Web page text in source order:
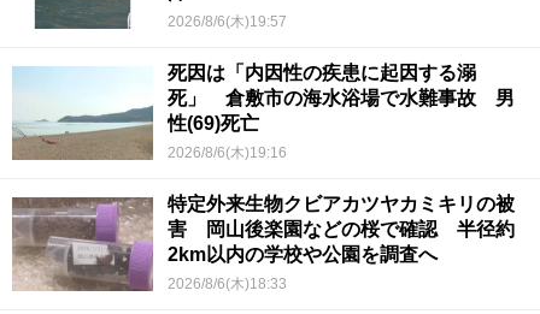
2026/8/6(木)19:57
死因は「内因性の疾患に起因する溺
死」 倉敷市の海水浴場で水難事故 男
性(69)死亡
2026/8/6(木)19:16
特定外来生物クビアカツヤカミキリの被
害 岡山後楽園などの桜で確認 半径約
2km以内の学校や公園を調査へ
2026/8/6(木)18:33